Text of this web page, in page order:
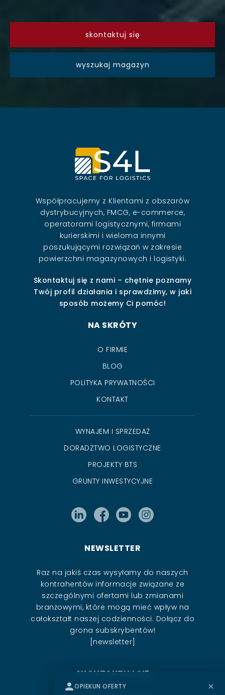
skontaktuj się
wyszukaj magazyn
Współpracujemy z Klientami z obszarów
dystrybucyjnych, FMCG, e-commerce,
operatorami logistycznymi, firmami
kurierskimi i wieloma innymi
poszukującymi rozwiązań w zakresie
powierzchni magazynowych i logistyki.
Skontaktuj się z nami – chętnie poznamy
Twój profil działania i sprawdzimy, w jaki
sposób możemy Ci pomóc!
NA SKRÓTY
O FIRMIE
BLOG
POLITYKA PRYWATNOŚCI
KONTAKT
WYNAJEM I SPRZEDAŻ
DORADZTWO LOGISTYCZNE
PROJEKTY BTS
GRUNTY INWESTYCYJNE
NEWSLETTER
Raz na jakiś czas wysyłamy do naszych
kontrahentów informacje związane ze
szczególnymi ofertami lub zmianami
branżowymi, które mogą mieć wpływ na
całokształt naszej codzienności. Dołącz do
grona subskrybentów!
[newsletter]
SKONTAKTUJ SIĘ